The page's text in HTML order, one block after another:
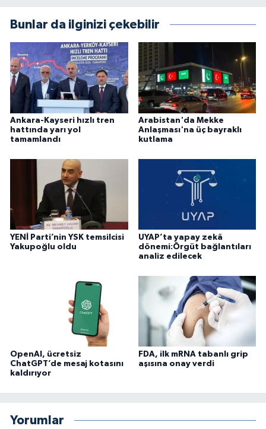
Bunlar da ilginizi çekebilir
Ankara-Kayseri hızlı tren
hattında yarı yol
tamamlandı
Arabistan'da Mekke
Anlaşması'na üç bayraklı
kutlama
YENİ Parti’nin YSK temsilcisi
Yakupoğlu oldu
UYAP’ta yapay zekâ
dönemi:Örgüt bağlantıları
analiz edilecek
OpenAI, ücretsiz
ChatGPT’de mesaj kotasını
kaldırıyor
FDA, ilk mRNA tabanlı grip
aşısına onay verdi
Yorumlar